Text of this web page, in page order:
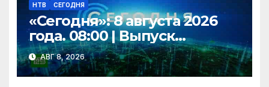
НТВ СЕГОДНЯ
«Сегодня»: 8 августа 2026
года. 08:00 | Выпуск
новостей | Новости НТВ
АВГ 8, 2026